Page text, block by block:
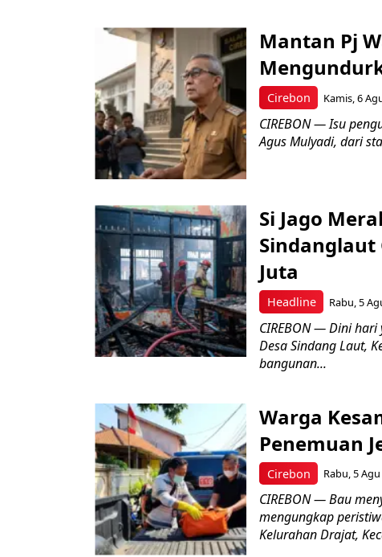
Cirebon
Mantan Pj
Kamis, 6
CIREBON — Isu
Agus Mulyadi, dari
Headline
Si Jago
Sindanglaut
Juta
Rabu, 5
CIREBON — Dini
Desa Sindang Laut,
bangunan...
Cirebon
Warga
Penemuan
Rabu, 5
CIREBON — Bau
mengungkap
Kelurahan Drajat,